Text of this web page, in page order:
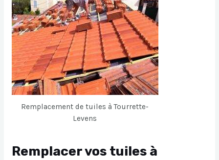
Remplacement de tuiles à Tourrette-
Levens
Remplacer vos tuiles à